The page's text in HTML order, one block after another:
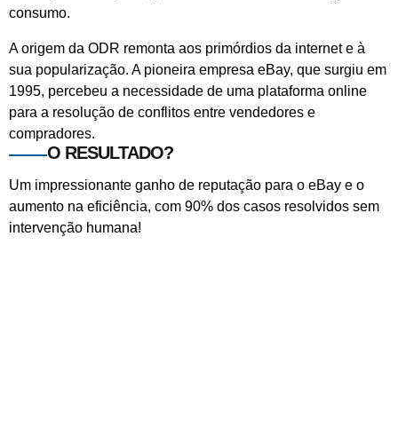
consumo.
A origem da ODR remonta aos primórdios da internet e à
sua popularização. A pioneira empresa eBay, que surgiu em
1995, percebeu a necessidade de uma plataforma online
para a resolução de conflitos entre vendedores e
compradores.
O RESULTADO?
Um impressionante ganho de reputação para o eBay e o
aumento na eficiência, com 90% dos casos resolvidos sem
intervenção humana!